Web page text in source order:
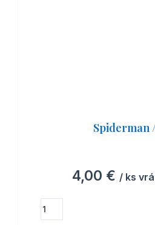
Spiderman
4,00 € / ks
množstvo
Spiderman